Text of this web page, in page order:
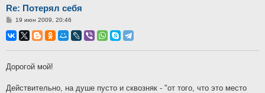
Re: Потерял себя
Сообщение
19 июн 2009, 20:46
Дорогой мой!
Действительно, на душе пусто и сквозняк - "от того, что это место